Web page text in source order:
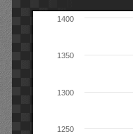
1250
1300
1350
1400